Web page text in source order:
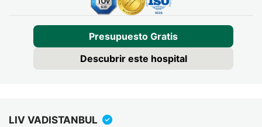
Presupuesto Gratis
Descubrir este hospital
LIV VADISTANBUL